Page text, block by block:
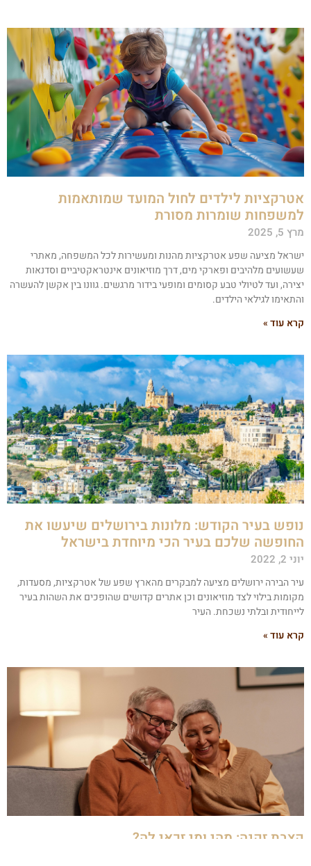
לילדים לחול המועד שמותאמות
שומרות מסורת
5, 2025
מציעה שפע אטרקציות מהנות ומעשירות לכל המשפחה, מאתרי
מלהיבים ופארקי מים, דרך מוזיאונים אינטראקטיביים וסדנאות
ועד לטיולי טבע קסומים ומופעי בידור מרגשים. גוונו בין אקשן להעשרה
לגילאי הילדים.
עוד »
בעיר הקודש: מלונות בירושלים שיעשו את
שלכם בעיר הכי מיוחדת בישראל
2, 2022
הבירה ירושלים מציעה למבקרים מהארץ שפע של אטרקציות, מסעדות,
בילוי לצד מוזיאונים וכן אתרים קדושים שהופכים את השהות בעיר
ובלתי נשכחת. העיר
עוד »
זקנה: מהי ומי זכאי לה?